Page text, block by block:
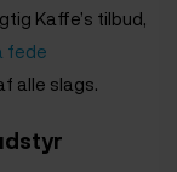
Kaffe’s tilbud,
fede
alle slags.